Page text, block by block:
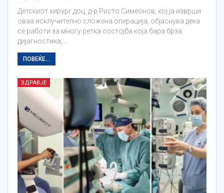
Детскиот хирург доц. д-р Ристо Симеонов, кој ја изврши
оваа исклучително сложена операција, објаснува дека
се работи за многу ретка состојба која бара брза
дијагностика,…
ПОВЕЌЕ...
ЗДРАВЈЕ